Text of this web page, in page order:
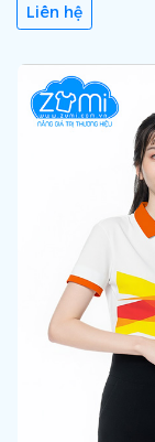
Liên hệ